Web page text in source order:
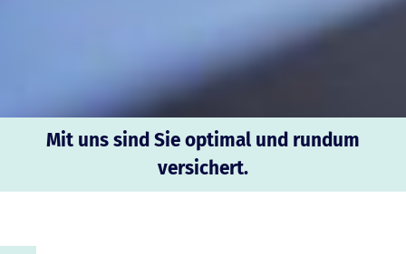
Mit uns sind Sie optimal und rundum
versichert.